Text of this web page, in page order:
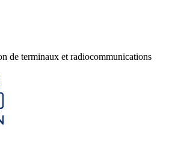
de terminaux et radiocommunications